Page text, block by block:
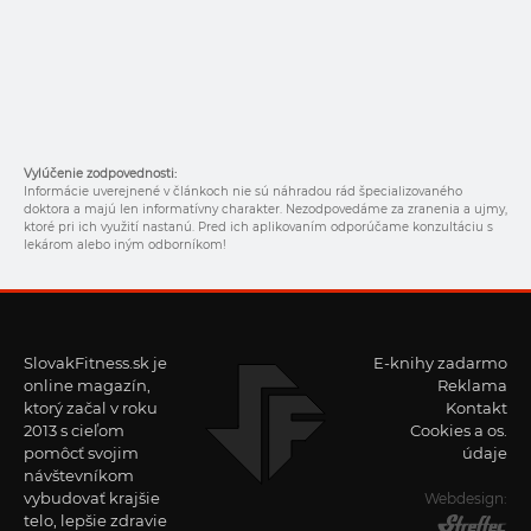
Vylúčenie zodpovednosti:
Informácie uverejnené v článkoch nie sú náhradou rád špecializovaného
doktora a majú len informatívny charakter. Nezodpovedáme za zranenia a ujmy,
ktoré pri ich využití nastanú. Pred ich aplikovaním odporúčame konzultáciu s
lekárom alebo iným odborníkom!
SlovakFitness.sk je
online magazín,
ktorý začal v roku
2013 s cieľom
pomôcť svojim
návštevníkom
vybudovať krajšie
telo, lepšie zdravie
E-knihy zadarmo
Reklama
Kontakt
Cookies a os.
údaje
Webdesign: